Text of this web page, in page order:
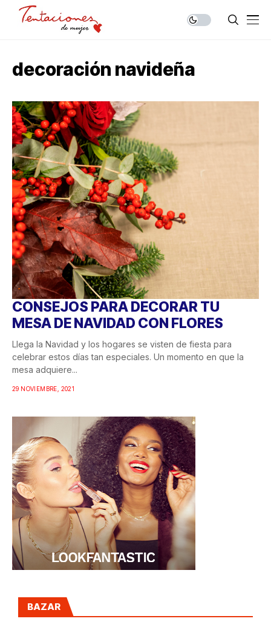
decoración navideña
CONSEJOS PARA DECORAR TU
MESA DE NAVIDAD CON FLORES
Llega la Navidad y los hogares se visten de fiesta para
celebrar estos días tan especiales. Un momento en que la
mesa adquiere...
29 NOVIEMBRE, 2021
BAZAR